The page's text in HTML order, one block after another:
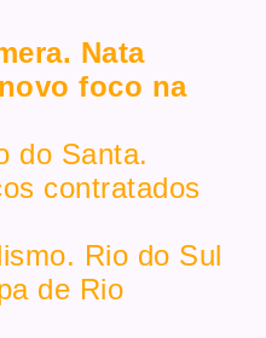
Nata
foco na
do Santa.
contratados
Rio do Sul
de Rio